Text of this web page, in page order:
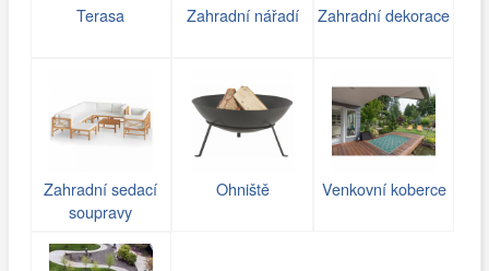
Terasa Zahradní nářadí Zahradní dekorace
Zahradní sedací
soupravy
Ohniště Venkovní koberce